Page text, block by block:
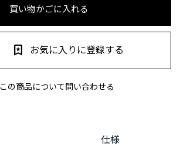
買い物かごに入れる
この商品について問い合わせる
お気に入りに登録する
仕様